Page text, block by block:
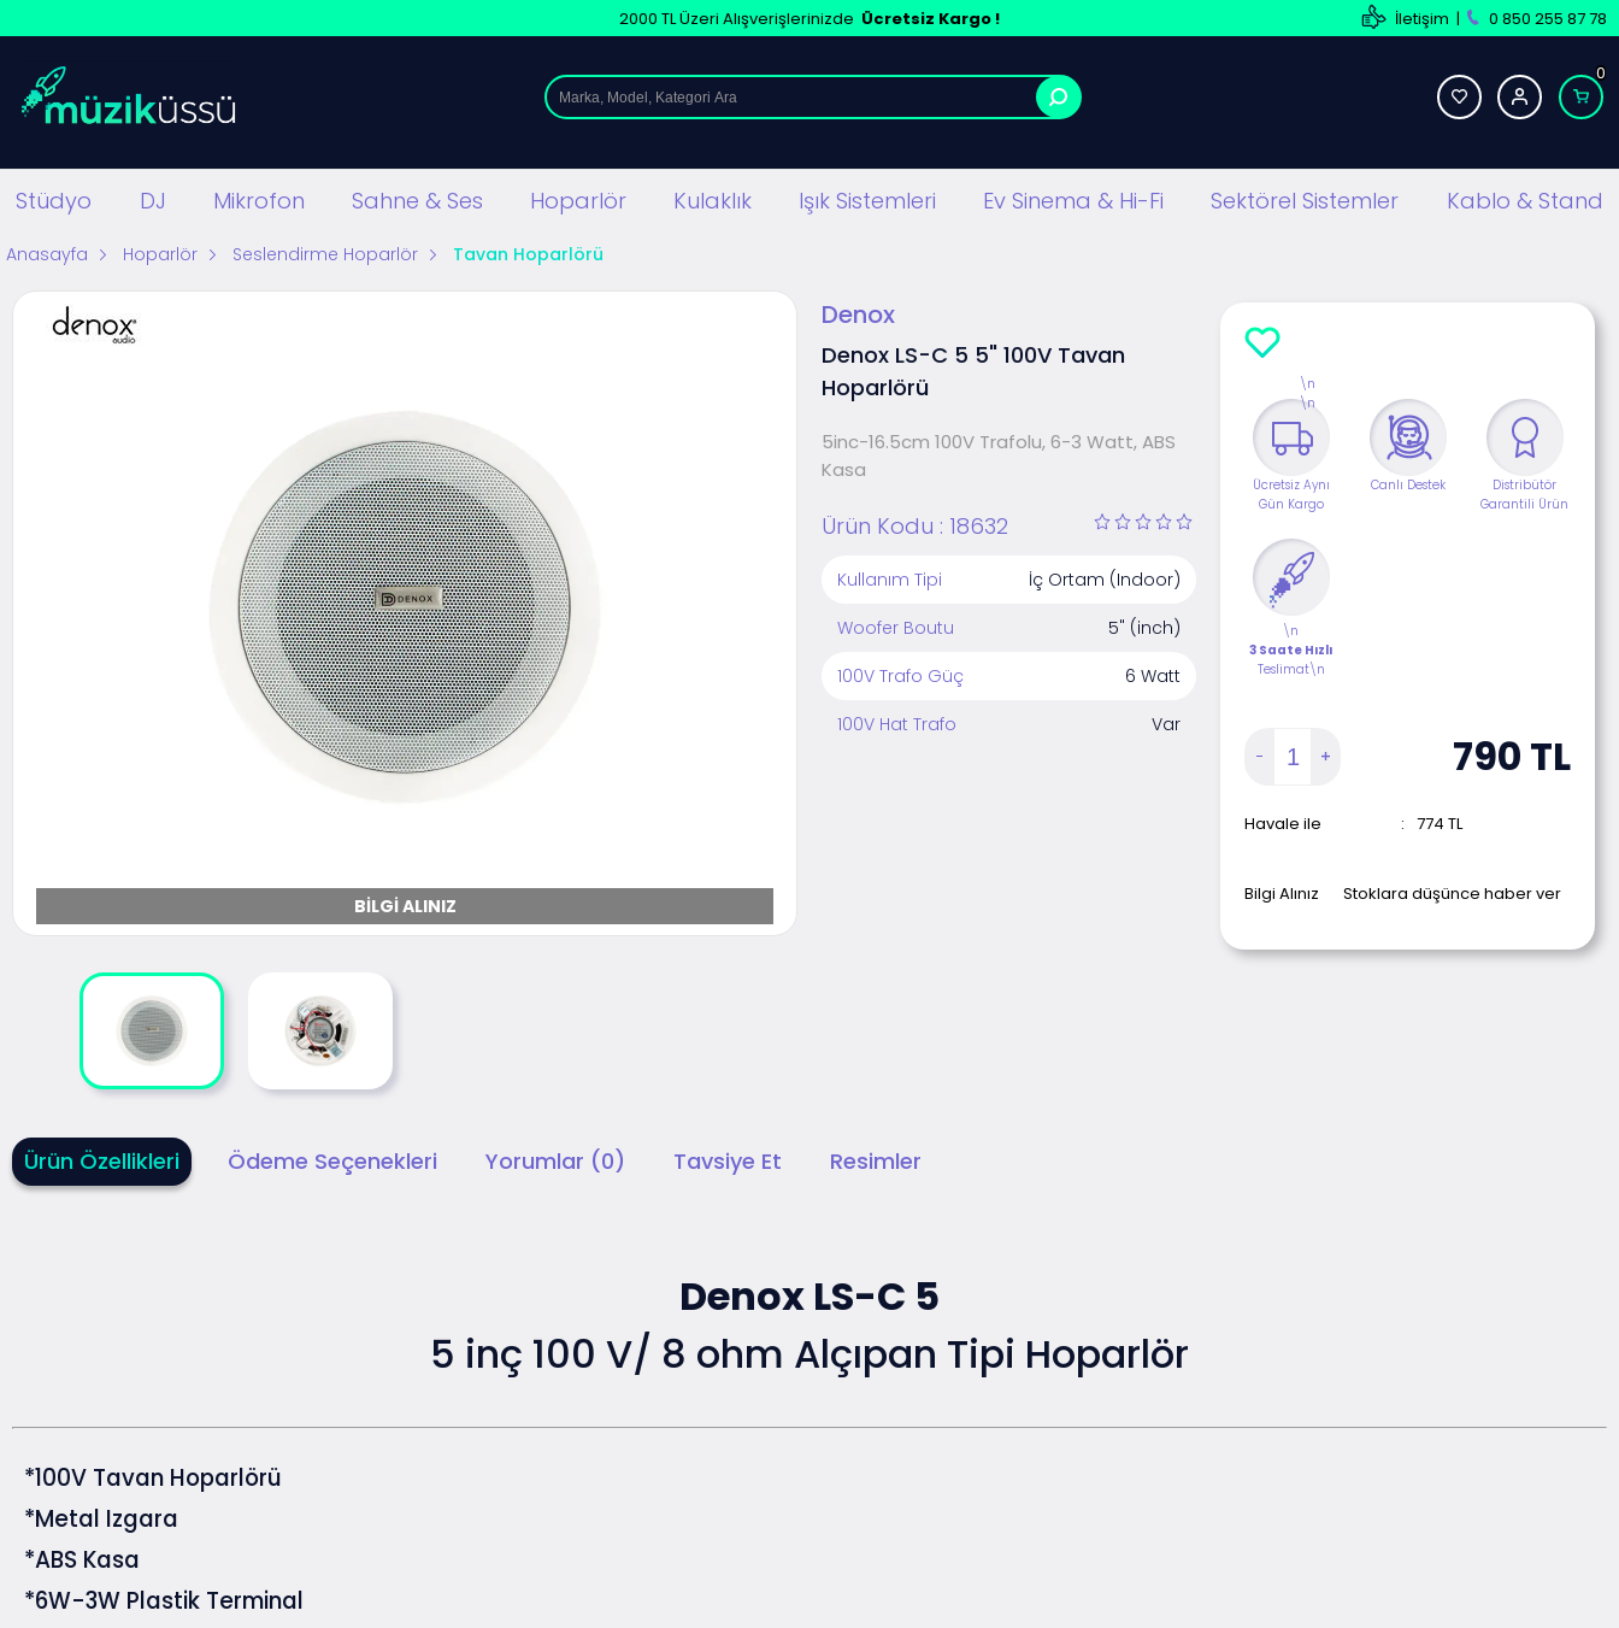
2000 TL Üzeri Alışverişlerinizde Ücretsiz Kargo ! İletişim | 0 850 255 87 78
0
Stüdyo DJ Mikrofon Sahne & Ses Hoparlör Kulaklık Işık Sistemleri Ev Sinema & Hi-Fi Sektörel Sistemler Kablo & Stand
Anasayfa Hoparlör Seslendirme Hoparlör Tavan Hoparlörü
BILGI ALINIZ
Denox
Denox LS-C 5 5" 100V Tavan
Hoparlörü
5inc-16.5cm 100V Trafolu, 6-3 Watt, ABS
Kasa
Ürün Kodu : 18632
Kullanım Tipi
İç Ortam (Indoor)
Woofer Boutu
5" (inch)
100V Trafo Güç
6 Watt
100V Hat Trafo
Var
Ücretsiz Aynı
Gün Kargo
Canlı Destek
Distribütör
Garantili Ürün
\n
3 Saate Hızlı
Teslimat\n
\n
\n
790 TL
Havale ile : 774 TL
Bilgi Alınız Stoklara düşünce haber ver
Ürün Özellikleri Ödeme Seçenekleri Yorumlar (0) Tavsiye Et Resimler
Denox LS-C 5
5 inç 100 V/ 8 ohm Alçıpan Tipi Hoparlör
*100V Tavan Hoparlörü
*Metal Izgara
*ABS Kasa
*6W-3W Plastik Terminal